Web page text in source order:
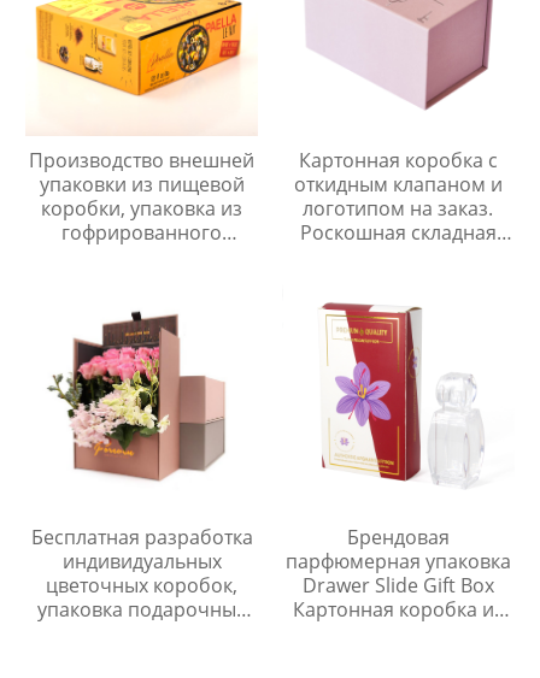
Производство внешней
упаковки из пищевой
коробки, упаковка из
гофрированного
Картонная коробка с
откидным клапаном и
логотипом на заказ.
Роскошная складная
бумаги. Жесткая
упаковочная коробка
ручной работы.
Бесплатная разработка
индивидуальных
цветочных коробок,
упаковка подарочных
Брендовая
парфюмерная упаковка
Drawer Slide Gift Box
Картонная коробка из